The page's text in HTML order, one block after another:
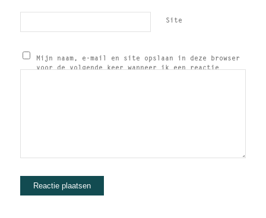
Site
Mijn naam, e-mail en site opslaan in deze browser
voor de volgende keer wanneer ik een reactie